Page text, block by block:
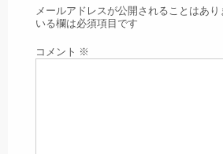
メールアドレスが公開されることはあり
いる欄は必須項目です
コメント ※